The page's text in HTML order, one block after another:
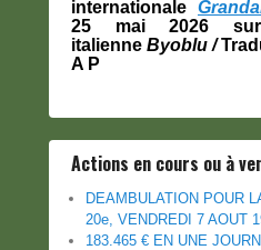
internationale
25 mai 2026
italienneByoblu /
A P
Actions en cours ou à
DEAMBULATION POUR
20e, VENDREDI 7 AOUT
183.465 € EN UNE